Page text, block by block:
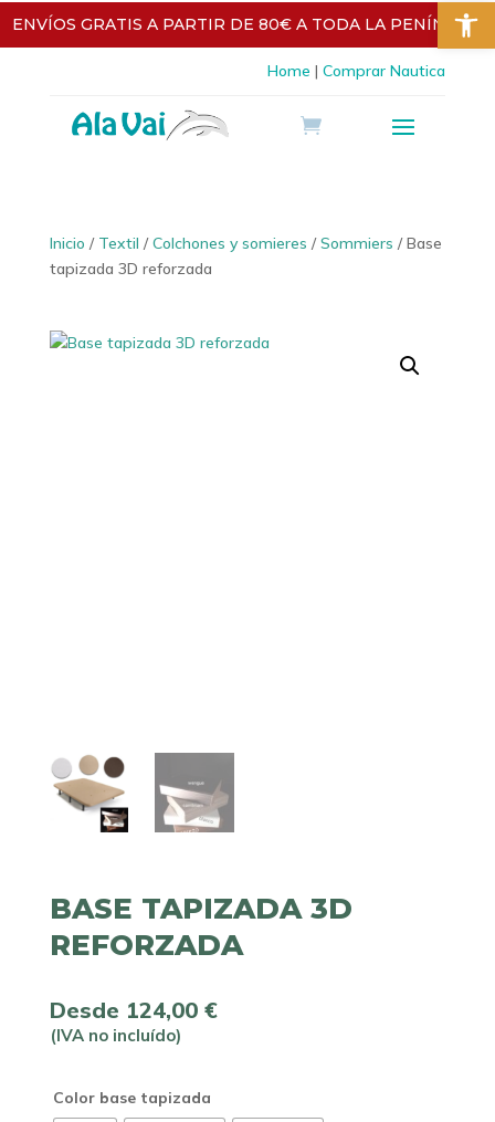
to
content
Abrir
Disminuir texto
Escala de grises
Subrayar enlaces
Fuente legible Restablecer
ENVÍOS GRATIS A PARTIR DE 80€ A TODA LA PENÍNSULA
Home |Comprar Nautica
Inicio / Textil /Colchones y somieres /Sommiers / Base
tapizada 3D reforzada
BASE TAPIZADA 3D
REFORZADA
Desde 124,00 €
(IVA no incluído)
Color base tapizada